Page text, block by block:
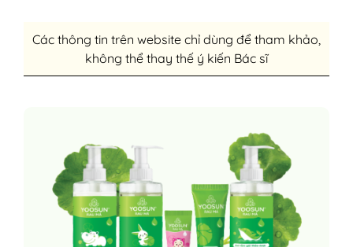
Các thông tin trên website chỉ dùng để tham khảo,
không thể thay thế ý kiến Bác sĩ